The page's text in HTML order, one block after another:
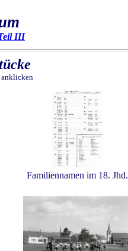
III
anklicken
Familiennamen im 18. Jhd.